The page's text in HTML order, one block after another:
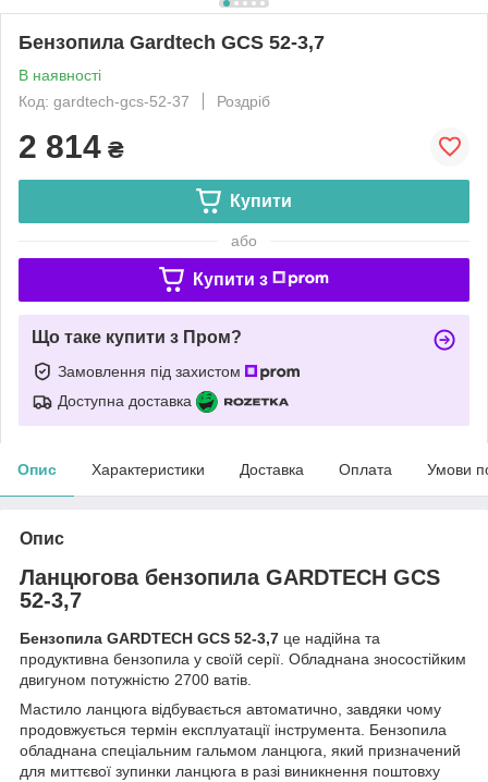
Бензопила Gardtech GCS 52-3,7
В наявності
Код: gardtech-gcs-52-37
Роздріб
2 814 ₴
Купити
або
Купити з
Що таке купити з Пром?
Замовлення під захистом
Доступна доставка
Опис Характеристики Доставка Оплата Умови
Опис
Ланцюгова бензопила GARDTECH GCS
52-3,7
Бензопила GARDTECH GCS 52-3,7 це надійна та
продуктивна бензопила у своїй серії. Обладнана зносостійким
двигуном потужністю 2700 ватів.
Мастило ланцюга відбувається автоматично, завдяки чому
продовжується термін експлуатації інструмента. Бензопила
обладнана спеціальним гальмом ланцюга, який призначений
для миттєвої зупинки ланцюга в разі виникнення поштовху